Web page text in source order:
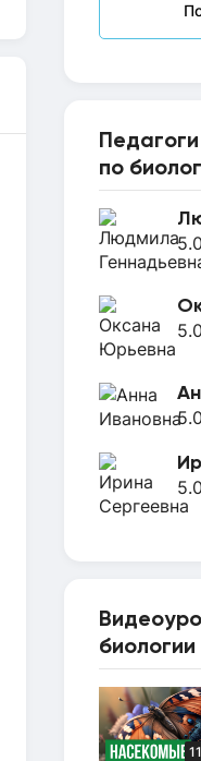
Педагоги
по
5.0
5.0
5.0
5.0
биологии